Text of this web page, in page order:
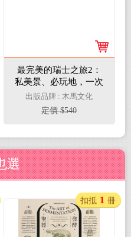
最完美的瑞士之旅2：
私美景、必玩地，一次
把瑞士完整收進
出版品牌 : 木馬文化
定價 $540
選
扣抵 1 冊